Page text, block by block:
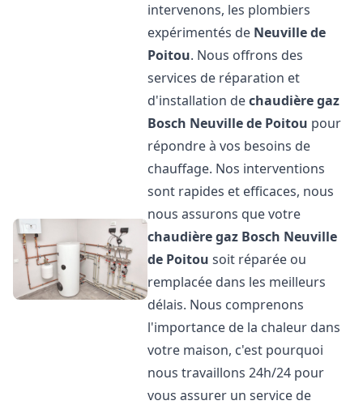
intervenons, les plombiers
expérimentés de Neuville de
Poitou. Nous offrons des
services de réparation et
d'installation dechaudière gaz
Bosch Neuville de Poitou pour
répondre à vos besoins de
chauffage. Nos interventions
sont rapides et efficaces, nous
nous assurons que votre
chaudière gaz Bosch Neuville
de Poitou soit réparée ou
remplacée dans les meilleurs
délais. Nous comprenons
l'importance de la chaleur dans
votre maison, c'est pourquoi
nous travaillons 24h/24 pour
vous assurer un service de